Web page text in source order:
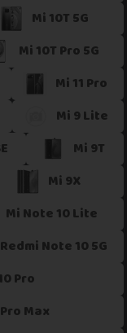
aux
Mi 10T 5G
Mi 10T Pro 5G
Mi 11 Pro
Mi 9 Lite
Mi 9T
Mi 9X
Mi Note 10 Lite
Redmi Note 10 5G
Pro
Max